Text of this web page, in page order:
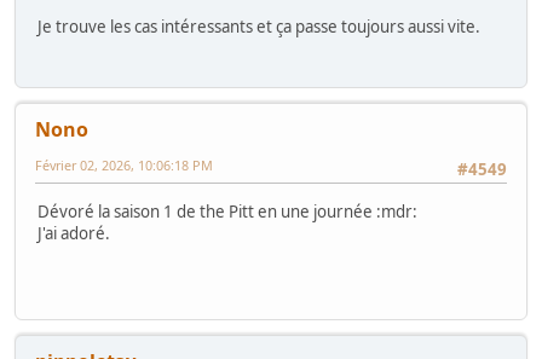
Je trouve les cas intéressants et ça passe toujours aussi vite.
Nono
#4549
Février 02, 2026, 10:06:18 PM
Dévoré la saison 1 de the Pitt en une journée :mdr:
J'ai adoré.